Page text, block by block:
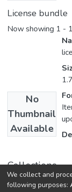
License bundle
Now showing 1 -
No
Thumbnail
Available
Collections
E.P. Contabilidad
We collect and
following purposes: